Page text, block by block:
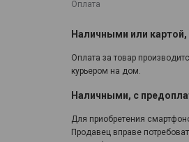
Оплата
Наличными или
Оплата за товар
курьером на дом.
Наличными, с
Для приобретения
Продавец вправе